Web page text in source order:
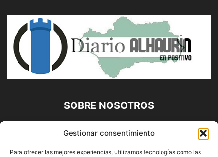
Gestionar consentimiento
Para ofrecer las mejores experiencias, utilizamos tecnologías como las
SOBRE NOSOTROS
Diario Alhaurín (www.alhaurindelatorre.com) Propiedad de
Francisco E. López López | 639 95 71 95 | Noticias de
Alhaurín de la Torre, Málaga y Provincia|